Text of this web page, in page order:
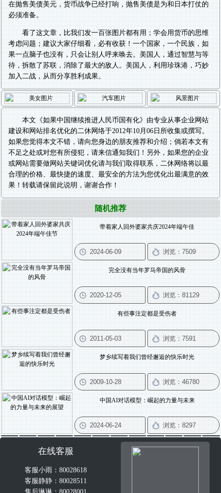
在抛售美债美元，货币战争已经打响，抛售美债是为和日本打仗的
必须准备。
看了这文章，比我们发一百张图片都有用；学会用货币的思维
考虑问题；建议大家仔细看，必有收获！一个国家，一个民族，如
果一点脑子也没有，只会让别人呼来唤去。美国人，通过智慧与等
待，拆散了苏联，消除了最大的敌人。美国人，利用珍珠港，巧妙
加入二战，从而分享胜利成果。
本文《如果中国继续推进人民币国有化》由专业从事企业网站
建设和 网站排名优化的二休网络于2012年10月06日所收集或撰写。
如果您觉得本文不错，请向您身边的朋友推荐和介绍；倘若本文有
不足之处或对您有所侵犯，请来信通知我们！另外，如果您的企业
或网站需要做网站关键词优化请与我们取得联系，二休网络将以最
合理的价格、最快捷的速度、最安全的方法为您优化出最满意的效
果！转载请保留此说明，谢谢合作！
随机推荐
带着家人回外婆家共庆2024年端午佳
完全没有当年罗马帝国的风骨
有些事注定都是受伤者
梦乡续写着我们曾经邂逅的快乐时光
中国AI对话模型：崛起的力量与未来
在线客服
客服小雨：80028618
客服静静：80028511